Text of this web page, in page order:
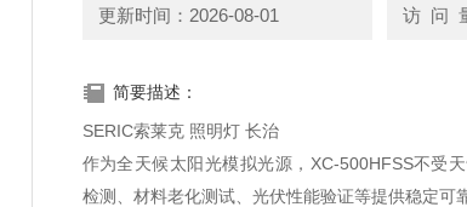
更新时间：2026-08-01 访 问
简要描述：
SERIC索莱克 照明灯 长治
作为全天候太阳光模拟光源，XC-500HFSS不受
检测、材料老化测试、光伏性能验证等提供稳定可